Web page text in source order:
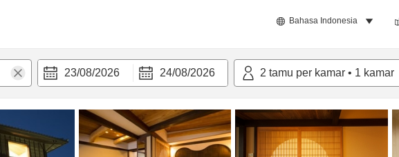
Bahasa Indonesia
23/08/2026 24/08/2026 2 tamu per kamar • 1 kamar